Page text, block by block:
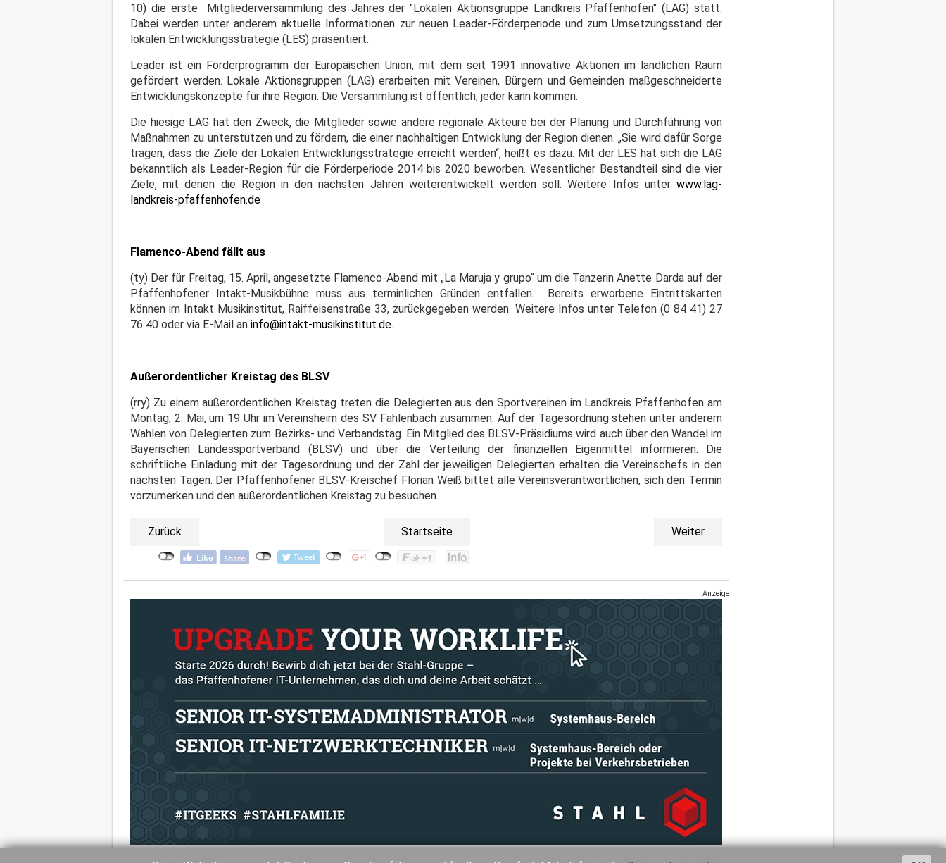
10) die erste Mitgliederversammlung des Jahres der "Lokalen Aktionsgruppe Landkreis Pfaffenhofen" (LAG) statt.
Dabei werden unter anderem aktuelle Informationen zur neuen Leader-Förderperiode und zum Umsetzungsstand der
lokalen Entwicklungsstrategie (LES) präsentiert.
Leader ist ein Förderprogramm der Europäischen Union, mit dem seit 1991 innovative Aktionen im ländlichen Raum
gefördert werden. Lokale Aktionsgruppen (LAG) erarbeiten mit Vereinen, Bürgern und Gemeinden maßgeschneiderte
Entwicklungskonzepte für ihre Region. Die Versammlung ist öffentlich, jeder kann kommen.
Die hiesige LAG hat den Zweck, die Mitglieder sowie andere regionale Akteure bei der Planung und Durchführung von
Maßnahmen zu unterstützen und zu fördern, die einer nachhaltigen Entwicklung der Region dienen. „Sie wird dafür Sorge
tragen, dass die Ziele der Lokalen Entwicklungsstrategie erreicht werden“, heißt es dazu. Mit der LES hat sich die LAG
bekanntlich als Leader-Region für die Förderperiode 2014 bis 2020 beworben. Wesentlicher Bestandteil sind die vier
Ziele, mit denen die Region in den nächsten Jahren weiterentwickelt werden soll. Weitere Infos unter www.lag-
landkreis-pfaffenhofen.de
Flamenco-Abend fällt aus
(ty) Der für Freitag, 15. April, angesetzte Flamenco-Abend mit „La Maruja y grupo“ um die Tänzerin Anette Darda auf der
Pfaffenhofener Intakt-Musikbühne muss aus terminlichen Gründen entfallen. Bereits erworbene Eintrittskarten
können im Intakt Musikinstitut, Raiffeisenstraße 33, zurückgegeben werden. Weitere Infos unter Telefon (0 84 41) 27
76 40 oder via E-Mail an info@intakt-musikinstitut.de.
Außerordentlicher Kreistag des BLSV
(rry) Zu einem außerordentlichen Kreistag treten die Delegierten aus den Sportvereinen im Landkreis Pfaffenhofen am
Montag, 2. Mai, um 19 Uhr im Vereinsheim des SV Fahlenbach zusammen. Auf der Tagesordnung stehen unter anderem
Wahlen von Delegierten zum Bezirks- und Verbandstag. Ein Mitglied des BLSV-Präsidiums wird auch über den Wandel im
Bayerischen Landessportverband (BLSV) und über die Verteilung der finanziellen Eigenmittel informieren. Die
schriftliche Einladung mit der Tagesordnung und der Zahl der jeweiligen Delegierten erhalten die Vereinschefs in den
nächsten Tagen. Der Pfaffenhofener BLSV-Kreischef Florian Weiß bittet alle Vereinsverantwortlichen, sich den Termin
vorzumerken und den außerordentlichen Kreistag zu besuchen.
Zurück Startseite Weiter
Anzeige